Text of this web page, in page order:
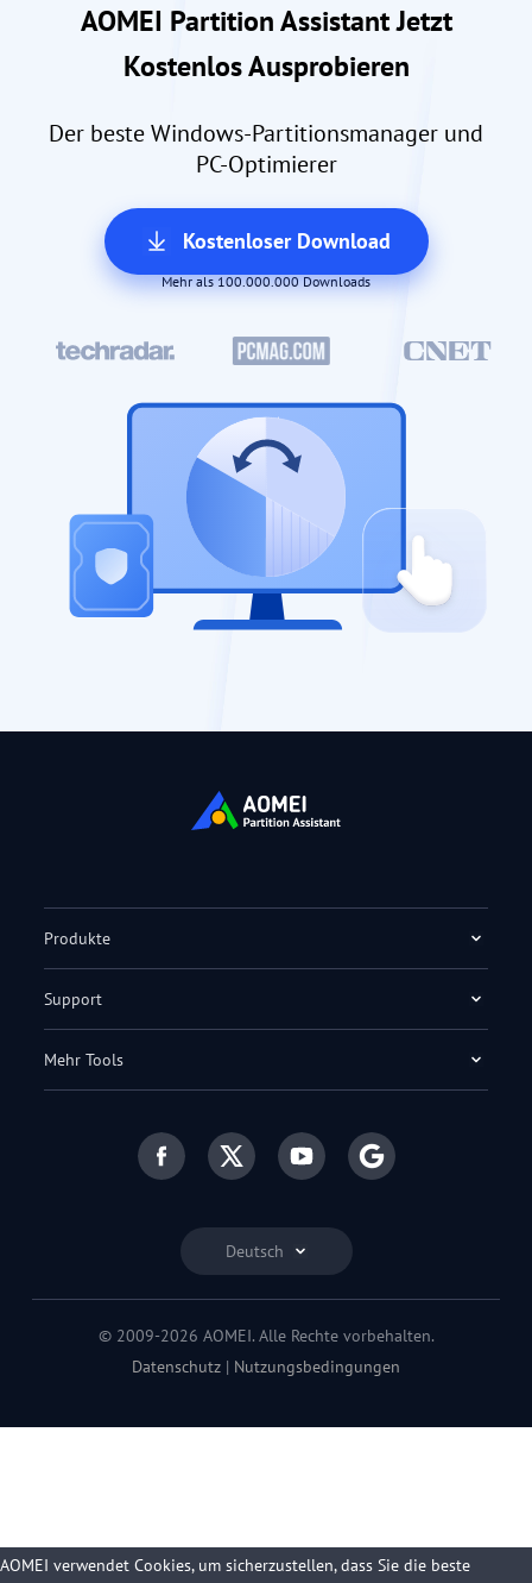
AOMEI Partition Assistant Jetzt
Kostenlos Ausprobieren
Der beste Windows-Partitionsmanager und
PC-Optimierer
Kostenloser Download
Mehr als 100.000.000 Downloads
Deutsch
Produkte
Support
Mehr Tools
© 2009-2026 AOMEI. Alle Rechte vorbehalten.
Datenschutz | Nutzungsbedingungen
AOMEI verwendet Cookies, um sicherzustellen, dass Sie die beste